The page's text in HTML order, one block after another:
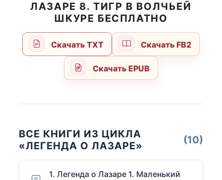
ЛАЗАРЕ 8. ТИГР В ВОЛЧЬЕЙ
ШКУРЕ БЕСПЛАТНО
Скачать TXT Скачать FB2
Скачать EPUB
ВСЕ КНИГИ ИЗ ЦИКЛА
«ЛЕГЕНДА О ЛАЗАРЕ»
(10)
1. Легенда о Лазаре 1. Маленький